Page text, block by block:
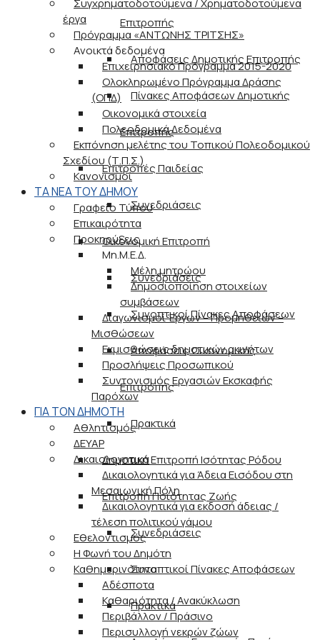
Επιτροπής
Αποφάσεις Δημοτικής Επιτροπής
Πίνακες Αποφάσεων Δημοτικής
Επιτροπής
Επιτροπές Παιδείας
Συνεδριάσεις
Οικονομική Επιτροπή
Συνεδριάσεις
Συνοπτικοί Πίνακες Αποφάσεων
Αποφάσεις Οικονομικής
Επιτροπής
Πρακτικά
Δημοτική Επιτροπή Ισότητας Ρόδου
Επιτροπή Ποιότητας Ζωής
Συνεδριάσεις
Συνοπτικοί Πίνακες Αποφάσεων
Πρακτικά
Συγχρηματοδοτούμενα / Χρηματοδοτούμενα
έργα
Πρόγραμμα «ΑΝΤΩΝΗΣ ΤΡΙΤΣΗΣ»
Ανοικτά δεδομένα
Επιχειρησιακό Πρόγραμμα 2015-2020
Ολοκληρωμένο Πρόγραμμα Δράσης
(ΟΠΔ)
Οικονομικά στοιχεία
Πολεοδομικά Δεδομένα
Εκπόνηση μελέτης του Τοπικού Πολεοδομικού
Σχεδίου (Τ.Π.Σ.)
Κανονισμοί
ΤΑ ΝΕΑ ΤΟΥ ΔΗΜΟΥ
Γραφείο Τύπου
Επικαιρότητα
Προκηρύξεις
Μη.Μ.Ε.Δ.
Μέλη μητρώου
Δημοσιοποίηση στοιχείων
συμβάσεων
Διαγωνισμοί Έργων – Προμηθειών –
Μισθώσεων
Εκμισθώσεις δημοτικών ακινήτων
Προσλήψεις Προσωπικού
Συντονισμός Εργασιών Εκσκαφής
Παρόχων
ΓΙΑ ΤΟΝ ΔΗΜΟΤΗ
Αθλητισμός
ΔΕΥΑΡ
Δικαιολογητικά
Δικαιολογητικά για Άδεια Εισόδου στη
Μεσαιωνική Πόλη
Δικαιολογητικά για εκδοσή άδειας /
τέλεση πολιτικού γάμου
Εθελοντισμός
Η Φωνή του Δημότη
Καθημερινότητα
Αδέσποτα
Καθαριότητα / Ανακύκλωση
Περιβάλλον / Πράσινο
Περισυλλογή νεκρών ζώων